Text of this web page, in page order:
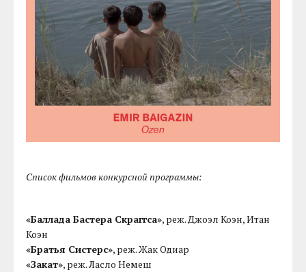
Список фильмов конкурсной программы:
«Баллада Бастера Скраггса», реж. Джоэл Коэн, Итан
Коэн
«Братья Систерс», реж. Жак Одиар
«Закат», реж. Ласло Немеш